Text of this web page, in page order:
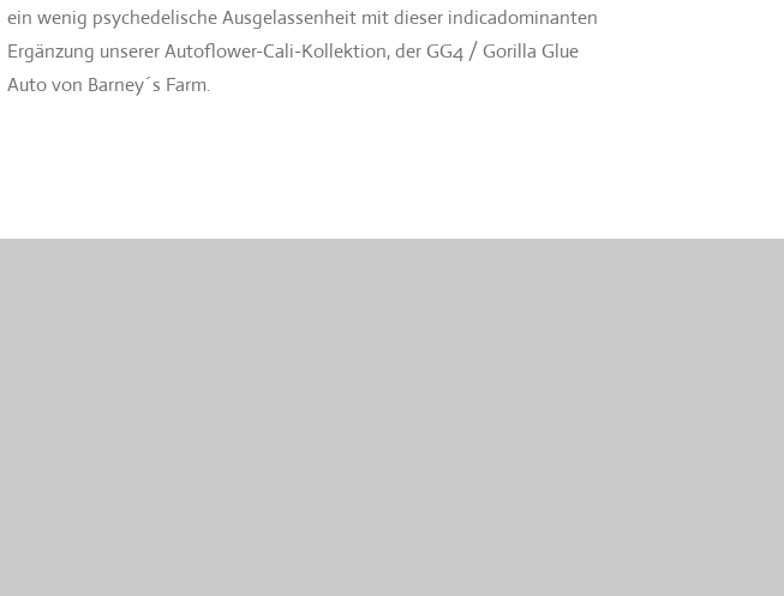
ein wenig psychedelische Ausgelassenheit mit dieser indicadominanten
Ergänzung unserer Autoflower-Cali-Kollektion, der GG4 / Gorilla Glue
Auto von Barney´s Farm.